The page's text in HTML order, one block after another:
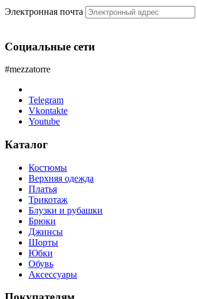
Электронная почта
Социальные сети
#mezzatorre
Telegram
Vkontakte
Youtube
Каталог
Костюмы
Верхняя одежда
Платья
Трикотаж
Блузки и рубашки
Брюки
Джинсы
Шорты
Юбки
Обувь
Аксессуары